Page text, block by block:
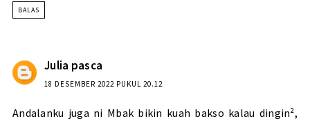
BALAS
Julia pasca
18 DESEMBER 2022 PUKUL 20.12
Andalanku juga ni Mbak bikin kuah bakso kalau dingin²,